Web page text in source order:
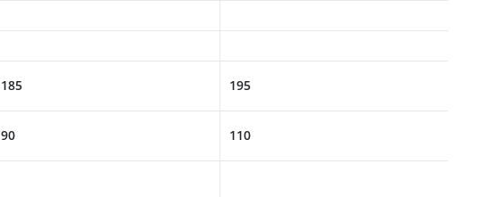
185 195
90 110